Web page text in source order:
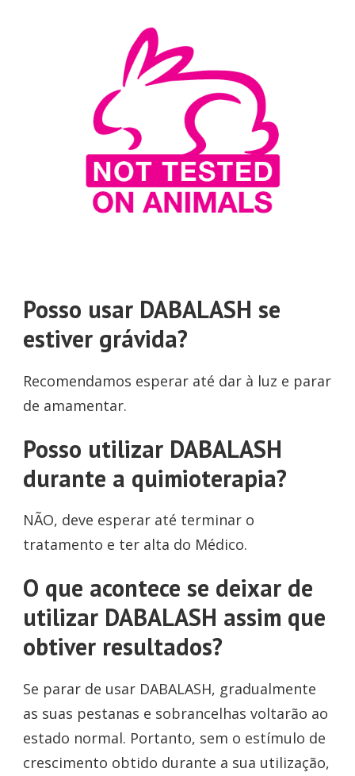
Posso usar DABALASH se
estiver grávida?
Recomendamos esperar até dar à luz e parar
de amamentar.
Posso utilizar DABALASH
durante a quimioterapia?
NÃO, deve esperar até terminar o
tratamento e ter alta do Médico.
O que acontece se deixar de
utilizar DABALASH assim que
obtiver resultados?
Se parar de usar DABALASH, gradualmente
as suas pestanas e sobrancelhas voltarão ao
estado normal. Portanto, sem o estímulo de
crescimento obtido durante a sua utilização,